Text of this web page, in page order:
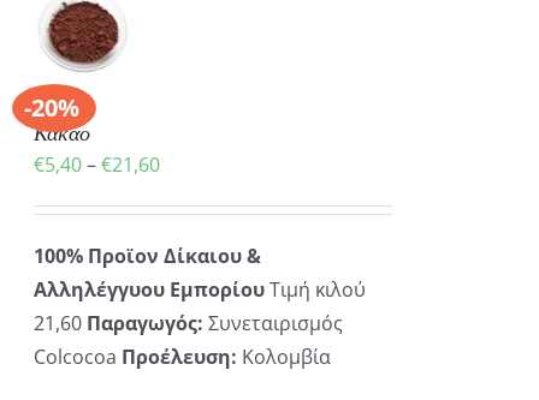
-20%
Κακάο
€5,40–€21,60Price
through
€21,60
100% Προϊον Δίκαιου &
Αλληλέγγυου ΕμπορίουΤιμή κιλού
21,60 Παραγωγός: Συνεταιρισμός
Colcocoa Προέλευση: Κολομβία